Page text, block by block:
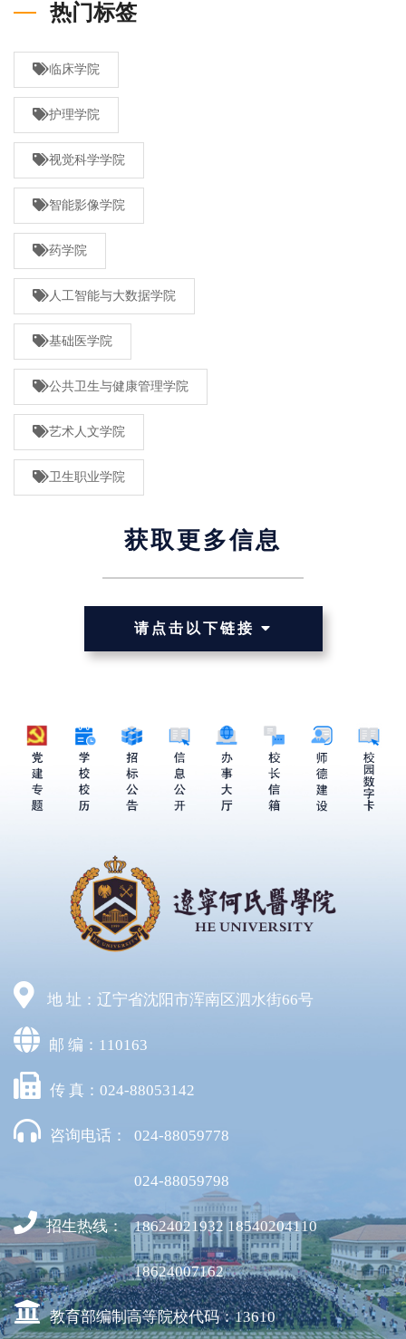
热门标签
临床学院
护理学院
视觉科学学院
智能影像学院
药学院
人工智能与大数据学院
基础医学院
公共卫生与健康管理学院
艺术人文学院
卫生职业学院
获取更多信息
请点击以下链接
地 址：辽宁省沈阳市浑南区泗水街66号
邮 编：110163
传 真：024-88053142
咨询电话： 024-88059778
024-88059798
招生热线： 18624021932 18540204110
18624007162
教育部编制高等院校代码：13610